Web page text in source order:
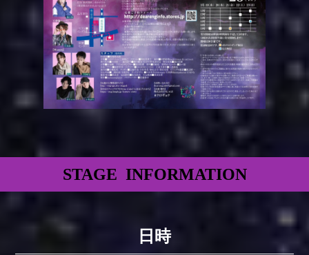
STAGE INFORMATION
日時